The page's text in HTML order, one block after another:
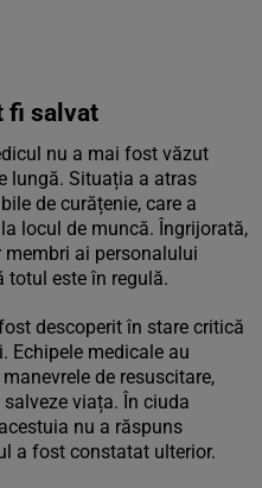
fi salvat
nu a mai fost văzut
lungă. Situația a atras
de curățenie, care a
locul de muncă. Îngrijorată,
ai personalului
totul este în regulă.
descoperit în stare critică
Echipele medicale au
de resuscitare,
viața. În ciuda
nu a răspuns
a fost constatat ulterior.